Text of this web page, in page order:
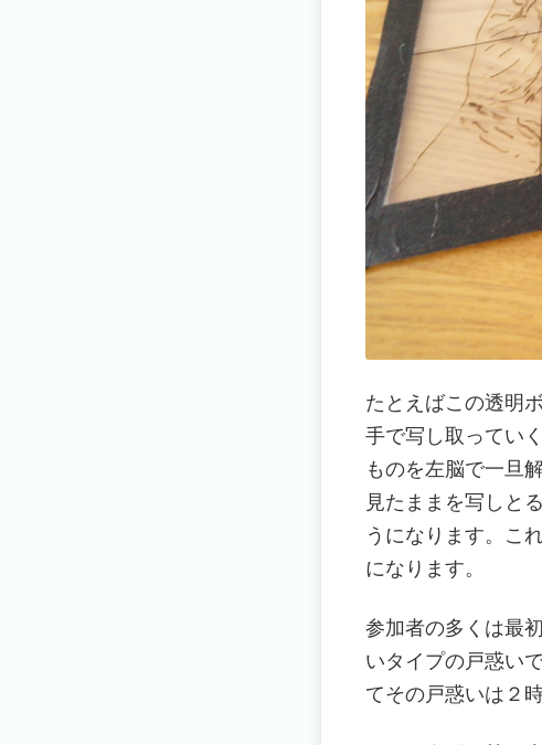
たとえばこの透明
手で写し取ってい
ものを左脳で一旦
見たままを写しと
うになります。こ
になります。
参加者の多くは最
いタイプの戸惑い
てその戸惑いは２